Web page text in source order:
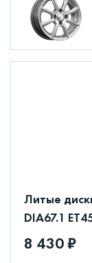
Литые
DIA67.1
8 430 ₽